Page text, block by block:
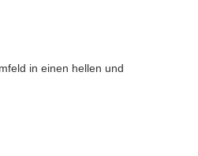
in einen hellen und